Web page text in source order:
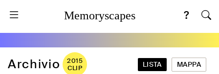
Memoryscapes
Archivio
2015
CLIP
LISTA MAPPA